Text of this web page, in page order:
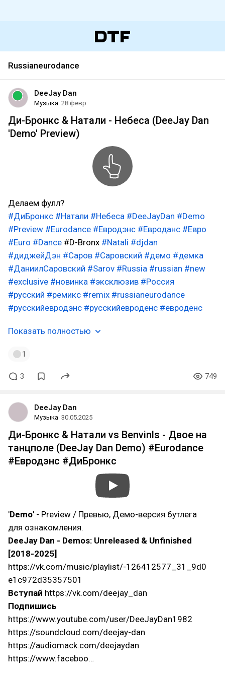
Russianeurodance
DeeJay Dan
Музыка 28 февр
Ди-Бронкс & Натали - Небеса (DeeJay Dan
'Demo' Preview)
Делаем фулл?
#ДиБронкс #Натали #Небеса #DeeJayDan #Demo
#Preview #Eurodance #Евродэнс #Евроданс #Евро
#Euro #Dance #D-Bronx #Natali #djdan
#диджейДэн #Саров #Саровский #демо #демка
#ДаниилСаровский #Sarov #Russia #russian #new
#exclusive #новинка #эксклюзив #Россия
#русский #ремикс #remix #russianeurodance
#русскийевродэнс #русскийевроденс #евроденс
Показать полностью
1
3 749
DeeJay Dan
Музыка 30.05.2025
Ди-Бронкс & Натали vs Benvinls - Двое на
танцполе (DeeJay Dan Demo) #Eurodance
#Евродэнс #ДиБронкс
'Demo' - Preview / Превью, Демо-версия бутлега
для ознакомления.
DeeJay Dan - Demos: Unreleased & Unfinished
[2018-2025]
https://vk.com/music/playlist/-126412577_31_9d0
e1c972d35357501
Вступай https://vk.com/deejay_dan
Подпишись
https://www.youtube.com/user/DeeJayDan1982
https://soundcloud.com/deejay-dan
https://audiomack.com/deejaydan
https://www.faceboo…